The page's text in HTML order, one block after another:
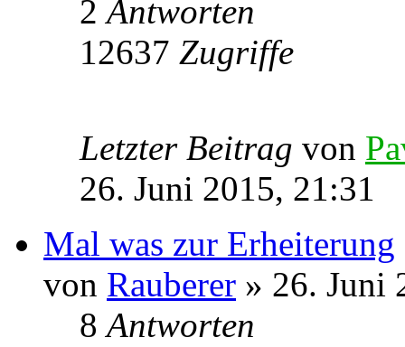
2Antworten
12637 Zugriffe
Letzter Beitrag von
26. Juni 2015, 21:31
Mal was zur Erheiterung
von Rauberer » 26. Juni
8Antworten